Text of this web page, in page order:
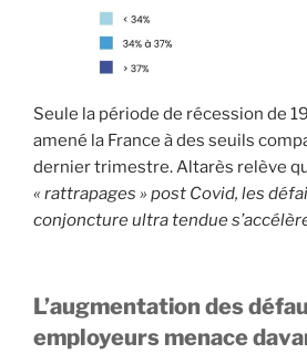
Seule la période de récession de
amené la France à des seuils
dernier trimestre. Altarès relève
« rattrapages » post Covid, les
conjoncture ultra tendue
L’augmentation des
employeurs menace